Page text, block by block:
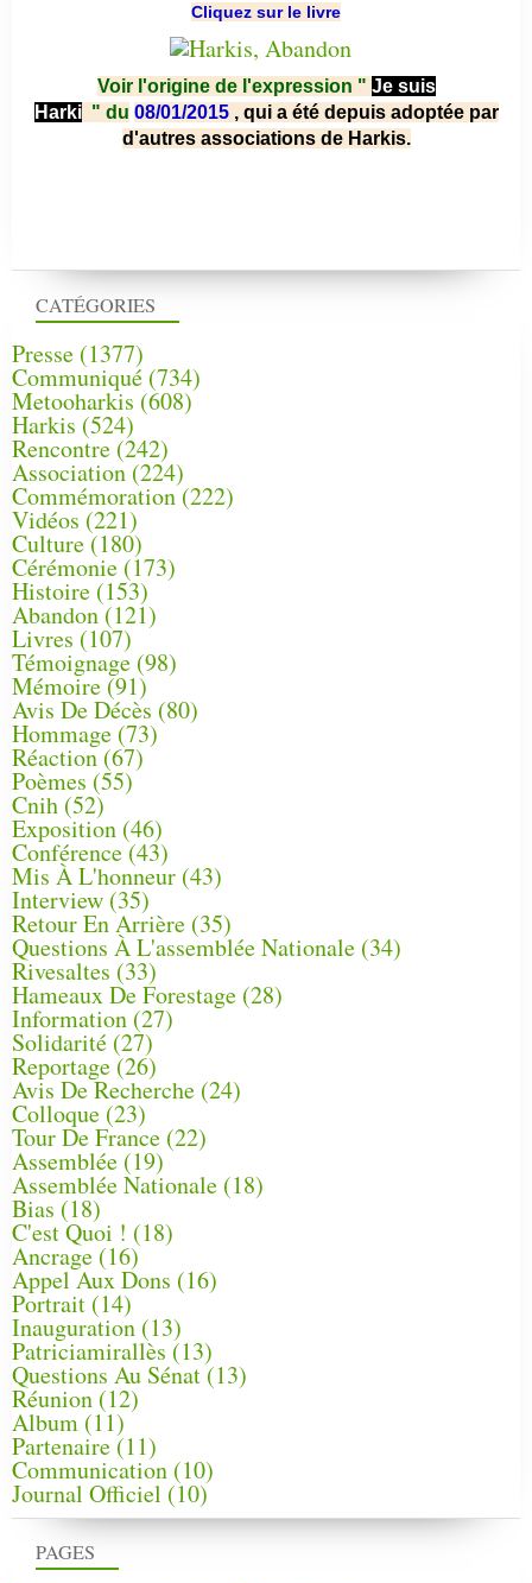
PAGES
CATÉGORIES
Presse (1377)
Communiqué (734)
Metooharkis (608)
Harkis (524)
Rencontre (242)
Association (224)
Commémoration(222)
Vidéos (221)
Culture(180)
Cérémonie (173)
Histoire (153)
Abandon(121)
Livres (107)
Témoignage (98)
Mémoire (91)
Avis De Décès (80)
Hommage (73)
Réaction(67)
Poèmes (55)
Cnih (52)
Exposition (46)
Conférence(43)
Mis À L'honneur (43)
Interview (35)
Retour En Arrière (35)
Questions À L'assemblée Nationale (34)
Rivesaltes (33)
Hameaux De Forestage (28)
Information (27)
Solidarité (27)
Reportage(26)
Avis De Recherche (24)
Colloque (23)
Tour De France (22)
Assemblée (19)
Assemblée Nationale (18)
Bias (18)
C'est Quoi ! (18)
Ancrage (16)
Appel Aux Dons (16)
Portrait (14)
Inauguration (13)
Patriciamirallès (13)
Questions Au Sénat(13)
Réunion (12)
Album (11)
Partenaire(11)
Communication (10)
Journal Officiel (10)
Cliquez sur le livre
Voir l'origine de l'expression " Je suis
Harki " du 08/01/2015 , qui a été depuis adoptée par
d'autres associations de Harkis.